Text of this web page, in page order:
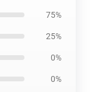
75%
25%
0%
0%